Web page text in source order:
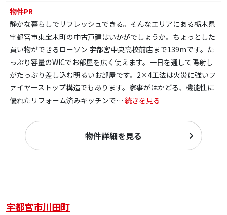
物件PR
静かな暮らしでリフレッシュできる。そんなエリアにある栃木県
宇都宮市東宝木町の中古戸建はいかがでしょうか。ちょっとした
買い物ができるローソン 宇都宮中央高校前店まで139mです。た
っぷり容量のWICでお部屋を広く使えます。一日を通して陽射し
がたっぷり差し込む明るいお部屋です。2×4工法は火災に強いフ
ァイヤーストップ構造でもあります。家事がはかどる、機能性に
優れたリフォーム済みキッチンで… 続きを見る
物件詳細を見る
宇都宮市川田町